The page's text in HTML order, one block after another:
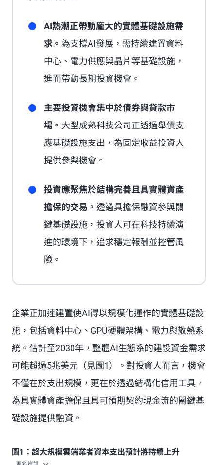
AI熱潮正帶動龐大的實體基礎設施需
求。 為支撐AI發展，需持續建置資料
中心、電力供應與晶片等基礎設施，
進而帶動長期投資機會。
主要投資機會集中於債券與貸款市
場。 大型成熟科技公司正透過舉債支
應基礎設施支出，為固定收益投資人
提供參與機會。
投資應聚焦於結構完善且具實體資產
擔保的交易。 透過具擔保融資參與關
鍵基礎設施，投資人可在科技持續演
進的環境下，追求穩定報酬並控管風
險。
企業正加速建置使AI得以規模化運作的實體基礎設
施，包括資料中心、GPU硬體架構、電力與散熱系
統。估計至2030年，整體AI生態系的建設資金需求
可能超過5兆美元（見圖1）。對投資人而言，機會
不僅在於支出規模，更在於透過結構化信用工具，
為具實體資產擔保且具可預期契約現金流的關鍵基
礎設施提供融資。
圖1：超大規模雲端業者資本支出預計將持續上升